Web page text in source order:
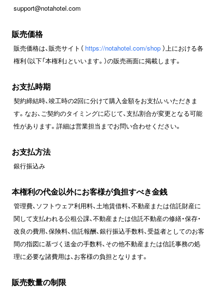
support@notahotel.com
販売価格
販売価格は、販売サイト（ https://notahotel.com/shop ）上における各
権利（以下「本権利」といいます。）の販売画面に掲載します。
お支払時期
契約締結時、竣工時の2回に分けて購入金額をお支払いいただきま
す。なお、ご契約のタイミングに応じて、支払割合が変更となる可能
性があります。詳細は営業担当までお問い合わせください。
お支払方法
銀行振込み
本権利の代金以外にお客様が負担すべき金銭
管理費、ソフトウェア利用料、土地賃借料、不動産または信託財産に
関して支払われる公租公課、不動産または信託不動産の修繕・保存・
改良の費用、保険料、信託報酬、銀行振込手数料、受益者としてのお客
間の指図に基づく送金の手数料、その他不動産または信託事務の処
理に必要な諸費用は、お客様の負担となります。
販売数量の制限